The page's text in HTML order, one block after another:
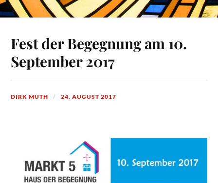
Fest der Begegnung am 10.
September 2017
DIRK MUTH 24. AUGUST 2017